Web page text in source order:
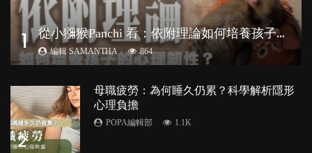
1 從
小獼猴Panchi 看：依附理論如何培養孩子心理韌性？
編輯 SAMANTHA 864
2
母職疲勞：為何睡久仍累？科學解析隱形
心理負擔
POPA編輯部 1.1K